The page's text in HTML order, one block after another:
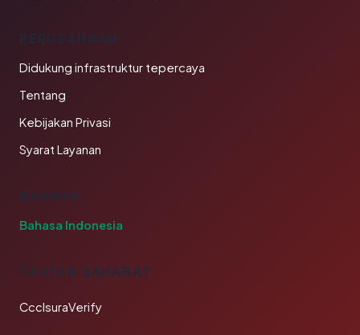
PERUSAHAAN
Didukung infrastruktur tepercaya
Tentang
Kebijakan Privasi
Syarat Layanan
BAHASA
Bahasa Indonesia
TAUTAN SAHABAT
CcclsuraVerify